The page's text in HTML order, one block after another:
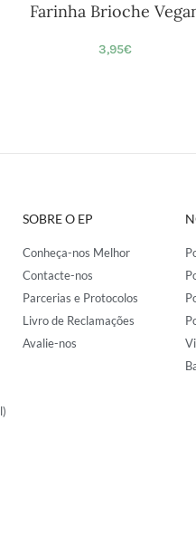
Farinha Brioche
3,95€
SOBRE O EP
Conheça-nos Melhor
Contacte-nos
Parcerias e Protocolos
Livro de Reclamações
Avalie-nos